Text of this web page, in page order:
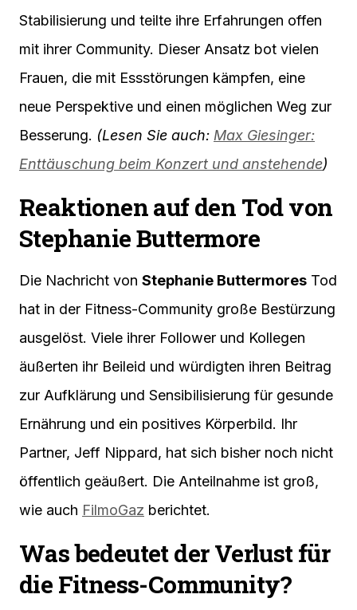
Stabilisierung und teilte ihre Erfahrungen offen
mit ihrer Community. Dieser Ansatz bot vielen
Frauen, die mit Essstörungen kämpfen, eine
neue Perspektive und einen möglichen Weg zur
Besserung. (Lesen Sie auch: Max Giesinger:
Enttäuschung beim Konzert und anstehende)
Reaktionen auf den Tod von
Stephanie Buttermore
Die Nachricht von Stephanie Buttermores Tod
hat in der Fitness-Community große Bestürzung
ausgelöst. Viele ihrer Follower und Kollegen
äußerten ihr Beileid und würdigten ihren Beitrag
zur Aufklärung und Sensibilisierung für gesunde
Ernährung und ein positives Körperbild. Ihr
Partner, Jeff Nippard, hat sich bisher noch nicht
öffentlich geäußert. Die Anteilnahme ist groß,
wie auch FilmoGaz berichtet.
Was bedeutet der Verlust für
die Fitness-Community?